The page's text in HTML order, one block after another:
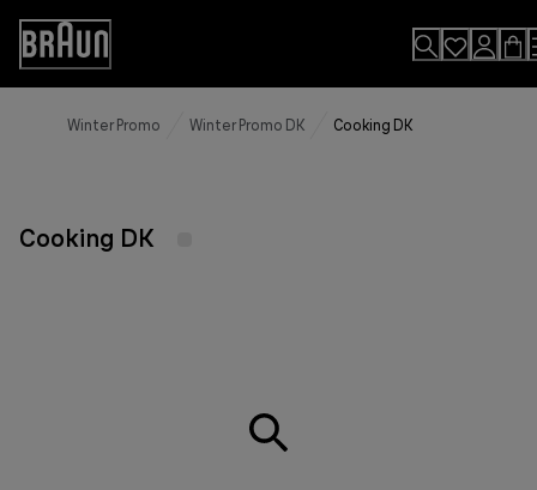
Skip
Content
Accessibility
Statement
Winter Promo Winter Promo DK Cooking DK
Cooking DK